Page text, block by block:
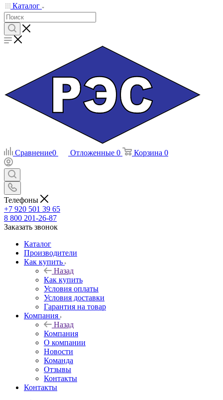
Каталог
Сравнение0 Отложенные 0 Корзина 0
Телефоны
+7 920 501 39 65
8 800 201-26-87
Заказать звонок
Каталог
Производители
Как купить
Назад
Как купить
Условия оплаты
Условия доставки
Гарантия на товар
Компания
Назад
Компания
О компании
Новости
Команда
Отзывы
Контакты
Контакты